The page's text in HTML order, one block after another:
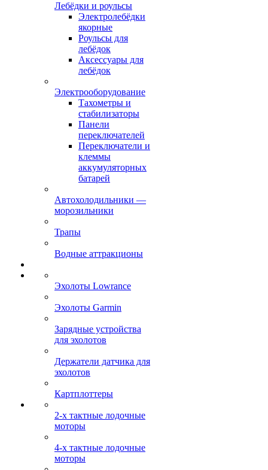
Лебёдки и роульсы
Электролебёдки
якорные
Роульсы для
лебёдок
Аксессуары для
лебёдок
Электрооборудование
Тахометры и
стабилизаторы
Панели
переключателей
Переключатели и
клеммы
аккумуляторных
батарей
Автохолодильники —
морозильники
Трапы
Водные аттракционы
Эхолоты Lowrance
Эхолоты Garmin
Зарядные устройства
для эхолотов
Держатели датчика для
эхолотов
Картплоттеры
2-х тактные лодочные
моторы
4-х тактные лодочные
моторы